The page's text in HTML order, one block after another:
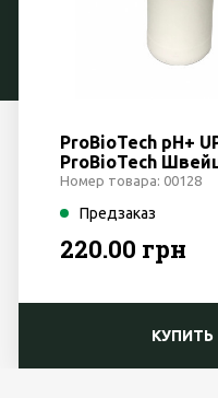
ProBioTech pH+
ProBioTech
Номер товара: 00128
Предзаказ
220.00 грн
КУПИТЬ